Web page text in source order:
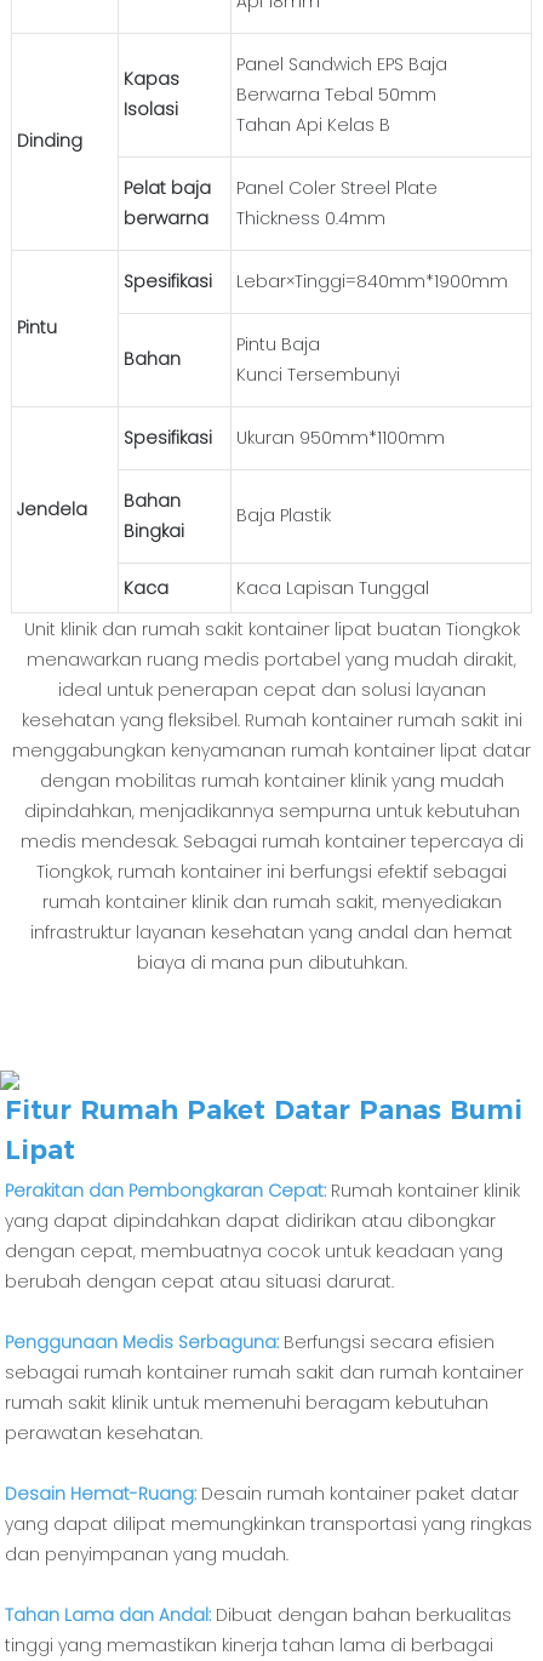
Dinding
Kapas
Isolasi
Panel Sandwich EPS Baja
Berwarna Tebal 50mm
Tahan Api Kelas B
Pelat baja
berwarna
Panel Coler Streel Plate
Thickness 0.4mm
Pintu
Spesifikasi Lebar×Tinggi=840mm*1900mm
Bahan
Pintu Baja
Kunci Tersembunyi
Jendela
Spesifikasi Ukuran 950mm*1100mm
Bahan
Bingkai
Baja Plastik
Kaca
Kaca Lapisan Tunggal
Unit klinik dan rumah sakit kontainer lipat buatan Tiongkok
menawarkan ruang medis portabel yang mudah dirakit,
ideal untuk penerapan cepat dan solusi layanan
kesehatan yang fleksibel. Rumah kontainer rumah sakit ini
menggabungkan kenyamanan rumah kontainer lipat datar
dengan mobilitas rumah kontainer klinik yang mudah
dipindahkan, menjadikannya sempurna untuk kebutuhan
medis mendesak. Sebagai rumah kontainer tepercaya di
Tiongkok, rumah kontainer ini berfungsi efektif sebagai
rumah kontainer klinik dan rumah sakit, menyediakan
infrastruktur layanan kesehatan yang andal dan hemat
biaya di mana pun dibutuhkan.
Fitur Rumah Paket Datar Panas Bumi
Lipat
Perakitan dan Pembongkaran Cepat: Rumah kontainer klinik
yang dapat dipindahkan dapat didirikan atau dibongkar
dengan cepat, membuatnya cocok untuk keadaan yang
berubah dengan cepat atau situasi darurat.
Penggunaan Medis Serbaguna: Berfungsi secara efisien
sebagai rumah kontainer rumah sakit dan rumah kontainer
rumah sakit klinik untuk memenuhi beragam kebutuhan
perawatan kesehatan.
Desain Hemat-Ruang: Desain rumah kontainer paket datar
yang dapat dilipat memungkinkan transportasi yang ringkas
dan penyimpanan yang mudah.
Tahan Lama dan Andal: Dibuat dengan bahan berkualitas
tinggi yang memastikan kinerja tahan lama di berbagai